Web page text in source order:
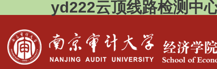
yd222云顶线路检测中